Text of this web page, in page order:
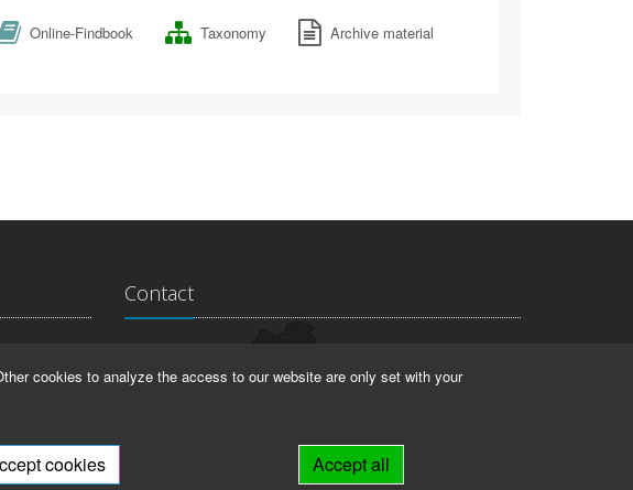
Online-Findbook Taxonomy
Archive material
Contact
Marstallstr. 2
cookies to analyze the access to our website are only set with your
cookies Accept all